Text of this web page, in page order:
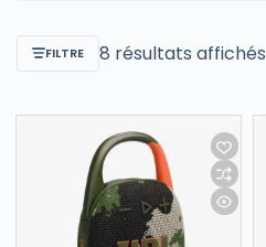
FILTRE 8 résultats affichés